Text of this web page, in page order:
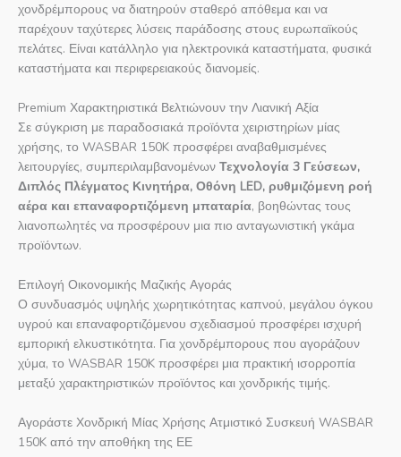
χονδρέμπορους να διατηρούν σταθερό απόθεμα και να
παρέχουν ταχύτερες λύσεις παράδοσης στους ευρωπαϊκούς
πελάτες. Είναι κατάλληλο για ηλεκτρονικά καταστήματα, φυσικά
καταστήματα και περιφερειακούς διανομείς.
Premium Χαρακτηριστικά Βελτιώνουν την Λιανική Αξία
Σε σύγκριση με παραδοσιακά προϊόντα χειριστηρίων μίας
χρήσης, το WASBAR 150K προσφέρει αναβαθμισμένες
λειτουργίες, συμπεριλαμβανομένων Τεχνολογία 3 Γεύσεων,
Διπλός Πλέγματος Κινητήρα, Οθόνη LED, ρυθμιζόμενη ροή
αέρα και επαναφορτιζόμενη μπαταρία, βοηθώντας τους
λιανοπωλητές να προσφέρουν μια πιο ανταγωνιστική γκάμα
προϊόντων.
Επιλογή Οικονομικής Μαζικής Αγοράς
Ο συνδυασμός υψηλής χωρητικότητας καπνού, μεγάλου όγκου
υγρού και επαναφορτιζόμενου σχεδιασμού προσφέρει ισχυρή
εμπορική ελκυστικότητα. Για χονδρέμπορους που αγοράζουν
χύμα, το WASBAR 150K προσφέρει μια πρακτική ισορροπία
μεταξύ χαρακτηριστικών προϊόντος και χονδρικής τιμής.
Αγοράστε Χονδρική Μίας Χρήσης Ατμιστικό Συσκευή WASBAR
150K από την αποθήκη της ΕΕ